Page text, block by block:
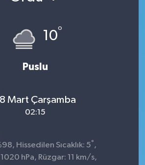
10°
Puslu
Mart Çarşamba
02:15
Hissedilen Sıcaklık: 5° ,
1020 hPa, Rüzgar: 11 km/s,